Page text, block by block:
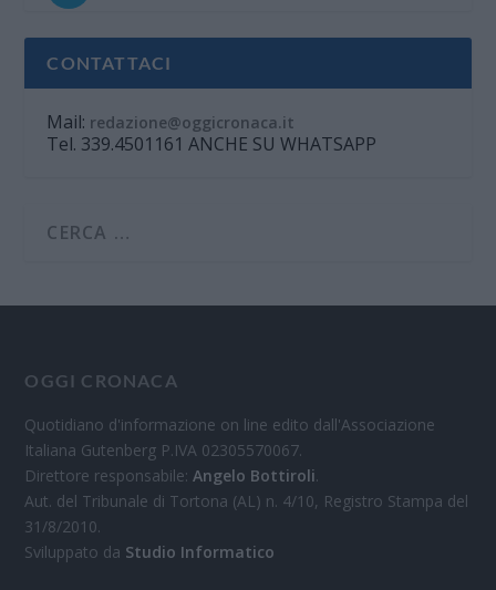
CONTATTACI
Mail: redazione@oggicronaca.it
Tel. 339.4501161 ANCHE SU WHATSAPP
OGGI CRONACA
Quotidiano d'informazione on line edito dall'Associazione
Italiana Gutenberg P.IVA 02305570067.
Direttore responsabile:Angelo Bottiroli.
Aut. del Tribunale di Tortona (AL) n. 4/10, Registro Stampa del
31/8/2010.
Sviluppato da Studio Informatico